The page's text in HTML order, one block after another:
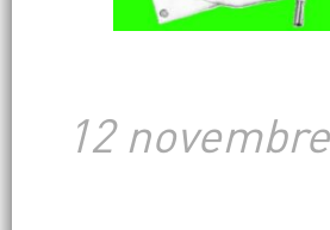
12